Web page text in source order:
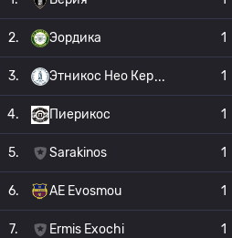
2. Эордика 1
3. Этникос Нео Кер 1
4. Пиерикос 1
5. Sarakinos 1
6. AE Evosmou 1
7. Ermis Exochi 1